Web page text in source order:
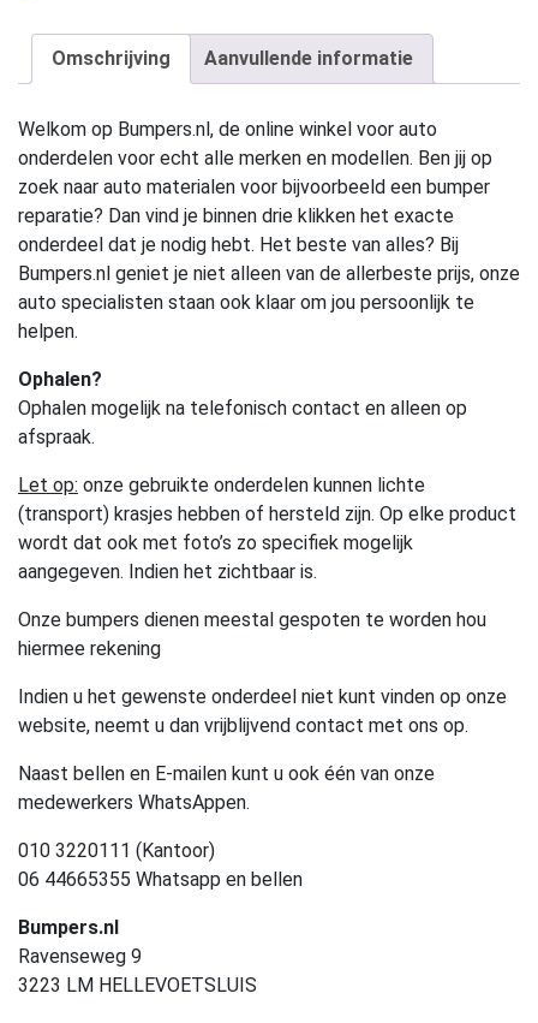
Omschrijving Aanvullende informatie
Welkom op Bumpers.nl, de online winkel voor auto
onderdelen voor echt alle merken en modellen. Ben jij op
zoek naar auto materialen voor bijvoorbeeld een bumper
reparatie? Dan vind je binnen drie klikken het exacte
onderdeel dat je nodig hebt. Het beste van alles? Bij
Bumpers.nl geniet je niet alleen van de allerbeste prijs, onze
auto specialisten staan ook klaar om jou persoonlijk te
helpen.
Ophalen?
Ophalen mogelijk na telefonisch contact en alleen op
afspraak.
Let op: onze gebruikte onderdelen kunnen lichte
(transport) krasjes hebben of hersteld zijn. Op elke product
wordt dat ook met foto’s zo specifiek mogelijk
aangegeven. Indien het zichtbaar is.
Onze bumpers dienen meestal gespoten te worden hou
hiermee rekening
Indien u het gewenste onderdeel niet kunt vinden op onze
website, neemt u dan vrijblijvend contact met ons op.
Naast bellen en E-mailen kunt u ook één van onze
medewerkers WhatsAppen.
010 3220111 (Kantoor)
06 44665355 Whatsapp en bellen
Bumpers.nl
Ravenseweg 9
3223 LM HELLEVOETSLUIS